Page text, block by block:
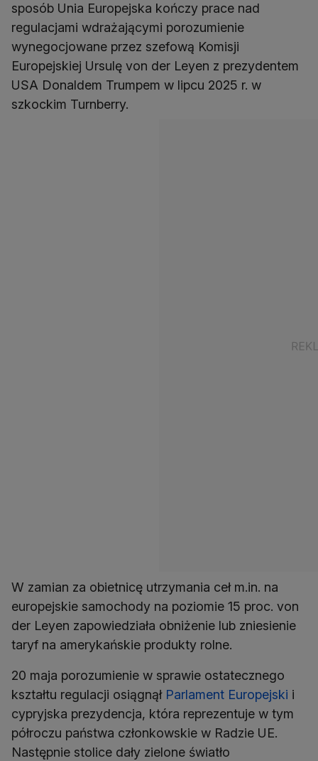
sposób Unia Europejska kończy prace nad
regulacjami wdrażającymi porozumienie
wynegocjowane przez szefową Komisji
Europejskiej Ursulę von der Leyen z prezydentem
USA Donaldem Trumpem w lipcu 2025 r. w
szkockim Turnberry.
W zamian za obietnicę utrzymania ceł m.in. na
europejskie samochody na poziomie 15 proc. von
der Leyen zapowiedziała obniżenie lub zniesienie
taryf na amerykańskie produkty rolne.
20 maja porozumienie w sprawie ostatecznego
kształtu regulacji osiągnął Parlament Europejski i
cypryjska prezydencja, która reprezentuje w tym
półroczu państwa członkowskie w Radzie UE.
Następnie stolice dały zielone światło